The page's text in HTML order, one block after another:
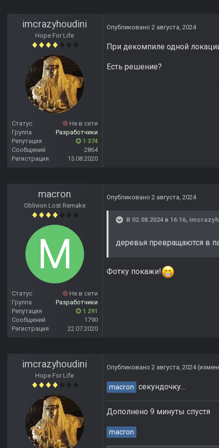
imcrazyhoudini
Hope For Life
Статус
Не в сети
Группа
Разработчики
Репутация
1 374
Сообщений
2864
Регистрация
15.08.2020
Опубликовано 2 августа, 2024
При декомпиле одной
Есть решение?
macron
Oblivion Lost Remake
Статус
Не в сети
Группа
Разработчики
Репутация
1 291
Сообщений
1790
Регистрация
22.07.2020
Опубликовано 2 августа, 2024
В 02.08.2024 в 16:16,
деревья превращаются в
Фотку покажи!
imcrazyhoudini
Hope For Life
Опубликовано 2 августа, 2024
macron секундочку...
Дополнено 9 минуты спустя
macron